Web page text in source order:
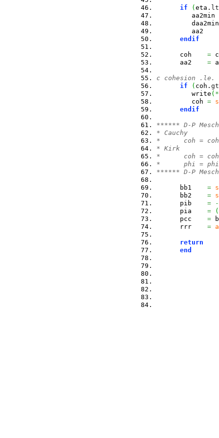
if (eta. lt
endif
      coh
=
      aa2
=
c cohesion .le.
if
( coh. gt
         write
( *
         coh
=
endif
****** D-P
* Cauchy
*      coh =
* Kirk
*      coh =
*      phi =
****** D-P
      bb1
=
      bb2
=
      pib
=
-
      pia
=
(
      pcc
=
      rrr
=
return
end